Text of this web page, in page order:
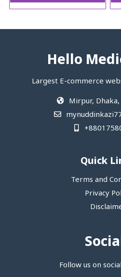
Hello
Largest E-commerce
Mirpur,
Quick
Terms and
Privacy
Follow us on